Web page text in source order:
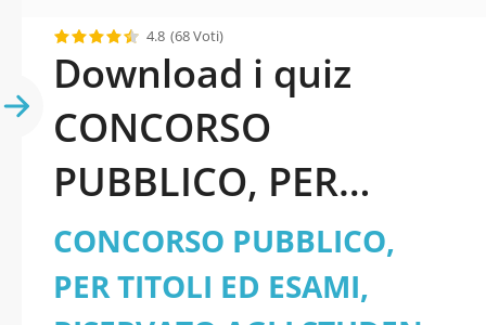
4.8 (68 Voti)
Download i quiz
CONCORSO
PUBBLICO, PER
TITOLI ED ESAMI,
RISERVATO AGLI
CONCORSO PUBBLICO,
PER TITOLI ED ESAMI,